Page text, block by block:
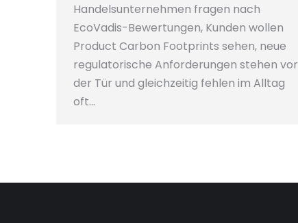
Handelsunternehmen fragen nach
EcoVadis-Bewertungen, Kunden wollen
Product Carbon Footprints sehen, neue
regulatorische Anforderungen stehen vor
der Tür und gleichzeitig fehlen im Alltag
oft…